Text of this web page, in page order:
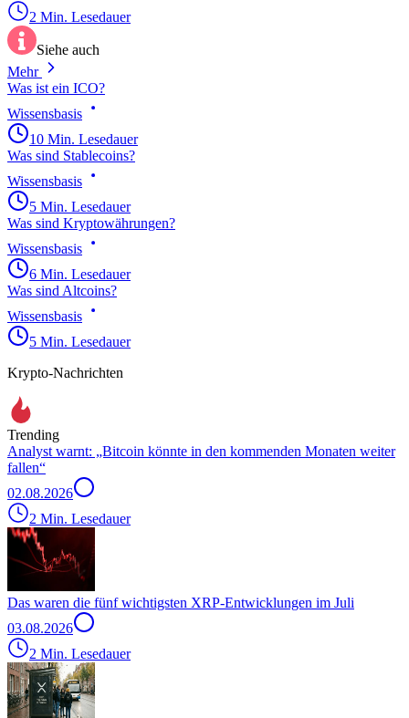
2 Min. Lesedauer
Siehe auch
Mehr
Was ist ein ICO?
Wissensbasis
10 Min. Lesedauer
Was sind Stablecoins?
Wissensbasis
5 Min. Lesedauer
Was sind Kryptowährungen?
Wissensbasis
6 Min. Lesedauer
Was sind Altcoins?
Wissensbasis
5 Min. Lesedauer
Krypto-Nachrichten
Trending
Analyst warnt: „Bitcoin könnte in den kommenden Monaten weiter
fallen“
02.08.2026
2 Min. Lesedauer
Das waren die fünf wichtigsten XRP-Entwicklungen im Juli
03.08.2026
2 Min. Lesedauer